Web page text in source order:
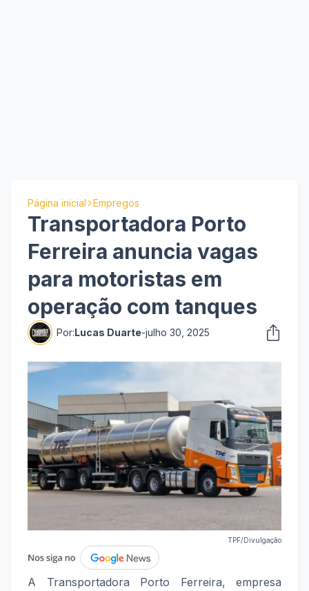
Página inicial Empregos
Transportadora Porto
Ferreira anuncia vagas
para motoristas em
operação com tanques
Por:Lucas Duarte-julho 30, 2025
TPF/Divulgação
A Transportadora Porto Ferreira, empresa